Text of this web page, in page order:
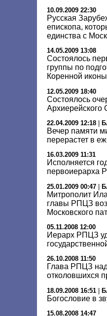
10.09.2009 22:30
Русская
епископа,
единства с
14.05.2009 13:08
Состоялось
группы по
Коренной
12.05.2009 18:40
Состоялось
22.04.2009 12:18
Вечер памяти
перерастет в
16.03.2009 11:31
Исполняется
первоиерарха
25.01.2009 00:47 |
Митрополит
главы РПЦЗ
Московского
05.11.2008 12:00
Иерарх РПЦЗ
26.10.2008 11:50
Глава РПЦЗ
отколовшихся
18.09.2008 16:51 |
Богословие в
15.08.2008 14:47